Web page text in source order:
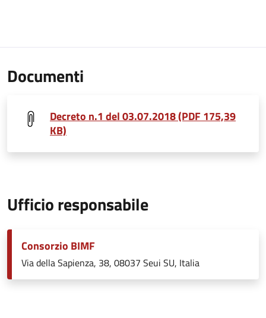
Documenti
Decreto n.1 del 03.07.2018 (PDF 175,39
KB)
Ufficio responsabile
Consorzio BIMF
Via della Sapienza, 38, 08037 Seui SU, Italia